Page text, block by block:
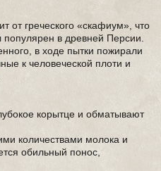
от греческого «скафиум», что
в древней Персии.
в ходе пытки пожирали
к человеческой плоти и
корытце и обматывают
количествами молока и
обильный понос,